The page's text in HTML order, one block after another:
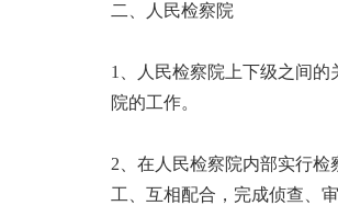
二、人民检察院
1、人民检察院上下级之间
院的工作。
2、在人民检察院内部实行
工、互相配合，完成侦查、